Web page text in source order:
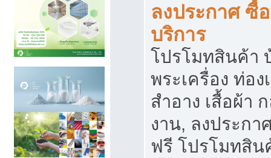
ลงประกาศ ซื้
บริการ
โปรโมทสินค้า
พระเครื่อง ท่อง
สำอาง เสื้อผ้า
งาน, ลงประก
ฟรี โปรโมทสิ